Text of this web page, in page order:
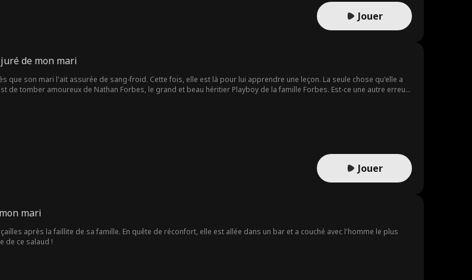
Jouer
de mon mari
que son mari l'ait assurée de sang-froid. Cette fois, elle est là pour lui apprendre une leçon. La seule chose qu'elle a
de tomber amoureux de Nathan Forbes, le grand et beau héritier Playboy de la famille Forbes. Est-ce une autre erreur
Jouer
mari
après la faillite de sa famille. En quête de réconfort, elle est allée dans un bar et a couché avec l'homme le plus
de ce salaud !